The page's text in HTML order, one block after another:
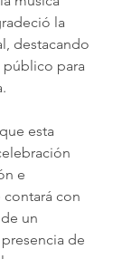
la
destacando
para
esta
e
con
un
de